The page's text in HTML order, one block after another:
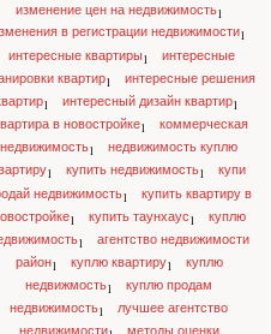
изменение цен на недвижимость1
в регистрации недвижимости1
интересные квартиры1
интересные
квартир1
интересные решения
1 интересный дизайн квартир1
в новостройке1
коммерческая
недвижимость1
недвижимость куплю
1 купить недвижимость1
купи
недвижимость1
купить квартиру в
1 купить таунхаус1
куплю
1
агентство недвижимости
район1 куплю квартиру1
куплю
недвижмость1
куплю продам
недвижимость1
лучшее агентство